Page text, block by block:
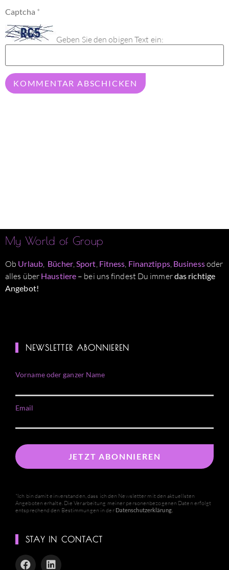
Captcha *
Geben Sie den obigen Text ein:
My World of Group
Ob Urlaub, Bücher,Sport Fitness Finanztipps, Businessoder
alles über Haustiere – bei uns findest Du immerdas richtige
Angebot!
STAY IN CONTACT
NEWSLETTER ABONNIEREN
Vorname oder ganzer Name
Email
*Ich bin damit einverstanden, dass ich den Newsletter mit den aktuellsten
Angeboten erhalte. Die Verarbeitung meiner personenbezogenen Daten erfolgt
entsprechend den Bestimmungen in der Datenschutzerklärung.